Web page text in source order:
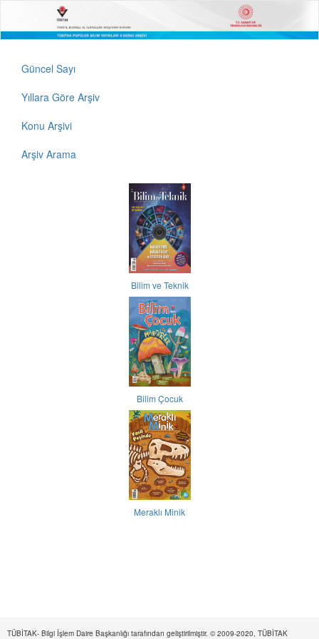
Güncel Sayı
Yıllara Göre Arşiv
Konu Arşivi
Arşiv Arama
Bilim ve Teknik
Bilim Çocuk
Meraklı Minik
TÜBİTAK- Bilgi İşlem Daire Başkanlığı tarafından geliştirilmiştir. © 2009-2020, TÜBİTAK